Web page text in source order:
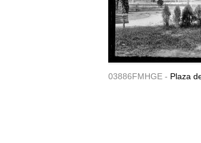
03886FMHGE - Plaza